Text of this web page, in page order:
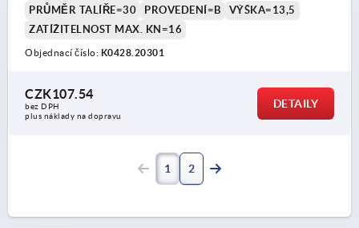
PRŮMĚR TALÍŘE=30
PROVEDENÍ=B
VÝŠKA=13,5
ZATÍŽITELNOST MAX. KN=16
Objednací číslo: K0428.20301
CZK107.54
bez DPH
plus náklady na dopravu
DETAILY
1 2